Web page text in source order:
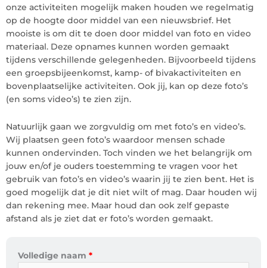
onze activiteiten mogelijk maken houden we regelmatig
op de hoogte door middel van een nieuwsbrief. Het
mooiste is om dit te doen door middel van foto en video
materiaal. Deze opnames kunnen worden gemaakt
tijdens verschillende gelegenheden. Bijvoorbeeld tijdens
een groepsbijeenkomst, kamp- of bivakactiviteiten en
bovenplaatselijke activiteiten. Ook jij, kan op deze foto’s
(en soms video’s) te zien zijn.
Natuurlijk gaan we zorgvuldig om met foto’s en video’s.
Wij plaatsen geen foto’s waardoor mensen schade
kunnen ondervinden. Toch vinden we het belangrijk om
jouw en/of je ouders toestemming te vragen voor het
gebruik van foto’s en video’s waarin jij te zien bent. Het is
goed mogelijk dat je dit niet wilt of mag. Daar houden wij
dan rekening mee. Maar houd dan ook zelf gepaste
afstand als je ziet dat er foto’s worden gemaakt.
Volledige naam